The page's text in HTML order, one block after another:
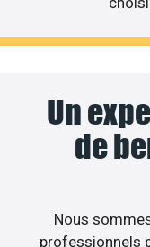
Un
de
Nous
professionnels